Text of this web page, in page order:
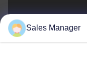
Sales Manager